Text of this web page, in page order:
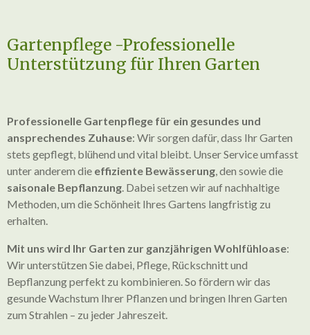
Gartenpflege -Professionelle
Unterstützung für Ihren Garten
Professionelle Gartenpflege für ein gesundes und
ansprechendes Zuhause: Wir sorgen dafür, dass Ihr Garten
stets gepflegt, blühend und vital bleibt. Unser Service umfasst
unter anderem die effiziente Bewässerung, den sowie die
saisonale Bepflanzung. Dabei setzen wir auf nachhaltige
Methoden, um die Schönheit Ihres Gartens langfristig zu
erhalten.
Mit uns wird Ihr Garten zur ganzjährigen Wohlfühloase:
Wir unterstützen Sie dabei, Pflege, Rückschnitt und
Bepflanzung perfekt zu kombinieren. So fördern wir das
gesunde Wachstum Ihrer Pflanzen und bringen Ihren Garten
zum Strahlen – zu jeder Jahreszeit.